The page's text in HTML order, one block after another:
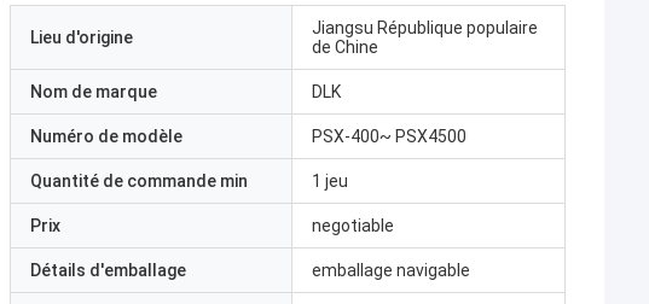
Lieu d'origine
Jiangsu République populaire
de Chine
Nom de marque DLK
Numéro de modèle PSX-400~ PSX4500
Quantité de commande min 1 jeu
Prix negotiable
Détails d'emballage emballage navigable